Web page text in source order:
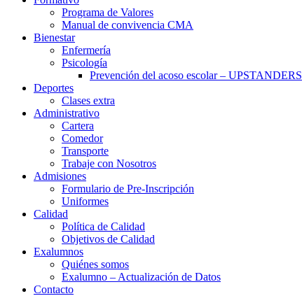
Programa de Valores
Manual de convivencia CMA
Bienestar
Enfermería
Psicología
Prevención del acoso escolar – UPSTANDERS
Deportes
Clases extra
Administrativo
Cartera
Comedor
Transporte
Trabaje con Nosotros
Admisiones
Formulario de Pre-Inscripción
Uniformes
Calidad
Política de Calidad
Objetivos de Calidad
Exalumnos
Quiénes somos
Exalumno – Actualización de Datos
Contacto